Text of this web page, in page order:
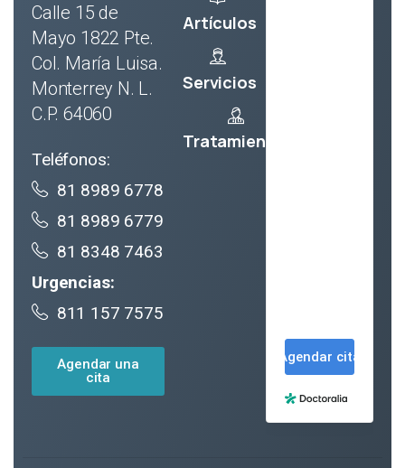
Calle 15 de
Mayo 1822 Pte.
Col. María Luisa.
Monterrey N. L.
C.P. 64060
Teléfonos:
81 8989 6778
81 8989 6779
81 8348 7463
Urgencias:
811 157 7575
Agendar una
cita
Artículos
Servicios
Tratamientos